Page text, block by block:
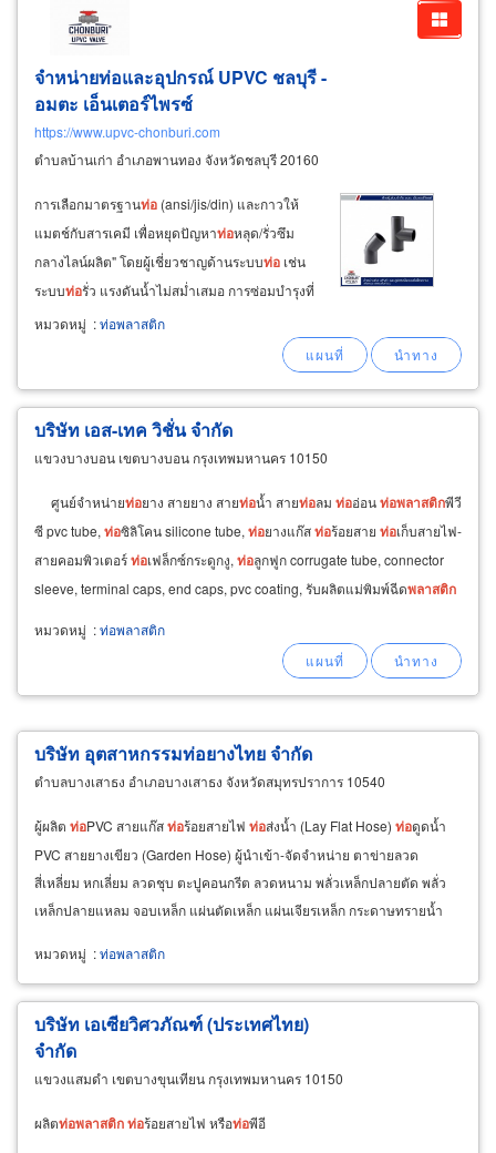
จำหน่ายท่อและอุปกรณ์ UPVC ชลบุรี -
อมตะ เอ็นเตอร์ไพรซ์
https://www.upvc-chonburi.com
ตำบลบ้านเก่า อำเภอพานทอง จังหวัดชลบุรี 20160
การเลือกมาตรฐานท่อ (ansi/jis/din) และกาวให้
แมตช์กับสารเคมี เพื่อหยุดปัญหาท่อหลุด/รั่วซึม
กลางไลน์ผลิต" โดยผู้เชี่ยวชาญด้านระบบท่อ เช่น
ระบบท่อรั่ว แรงดันน้ำไม่สม่ำเสมอ การซ่อมบำรุงที่
ยุ่งยาก การหยุดระบบผลิตโดยไม่จำเป็น ทีมงาน
ของเราสามารถช่วยให้คำแนะนำเกี่ยวกับ การเลือก
หมวดหมู่ :ท่อพลาสติก
บริษัท เอส-เทค วิชั่น จำกัด
แขวงบางบอน เขตบางบอน กรุงเทพมหานคร 10150
ศูนย์จำหน่ายท่อยาง สายยาง สายท่อน้ำ สายท่อลม ท่ออ่อนท่อพลาสติกพีวี
ซี pvc tube, ท่อซิลิโคน silicone tube, ท่อยางแก๊สท่อร้อยสาย ท่อเก็บสายไฟ-
สายคอมพิวเตอร์ท่อเฟล็กซ์กระดูกงู, ท่อลูกฟูก corrugate tube, connector
sleeve, terminal caps, end caps, pvc coating, รับผลิตแม่พิมพ์ฉีดพลาสติก
หมวดหมู่ :ท่อพลาสติก
บริษัท อุตสาหกรรมท่อยางไทย จำกัด
ตำบลบางเสาธง อำเภอบางเสาธง จังหวัดสมุทรปราการ 10540
ผู้ผลิต ท่อPVC สายแก๊สท่อร้อยสายไฟ ท่อส่งน้ำ (Lay Flat Hose) ท่อดูดน้ำ
PVC สายยางเขียว (Garden Hose) ผู้นำเข้า-จัดจำหน่าย ตาข่ายลวด
สี่เหลี่ยม หกเลี่ยม ลวดชุบ ตะปูคอนกรีต ลวดหนาม พลั่วเหล็กปลายตัด พลั่ว
เหล็กปลายแหลม จอบเหล็ก แผ่นตัดเหล็ก แผ่นเจียรเหล็ก กระดาษทรายน้ำ
หมวดหมู่ :ท่อพลาสติก
บริษัท เอเซียวิศวภัณฑ์ (ประเทศไทย)
จำกัด
แขวงแสมดำ เขตบางขุนเทียน กรุงเทพมหานคร 10150
ผลิตท่อพลาสติกท่อร้อยสายไฟ หรือท่อพีอี